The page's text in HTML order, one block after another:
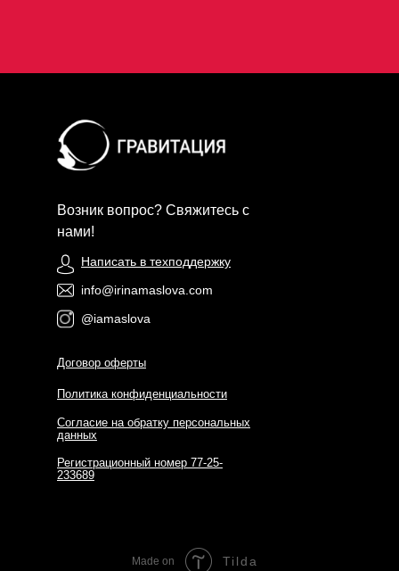
Возник вопрос? Свяжитесь с
нами!
Написать в техподдержку
info@irinamaslova.com
@iamaslova
Договор оферты
Политика конфиденциальности
Согласие на обратку персональных
данных
Регистрационный номер 77-25-
233689
Made on Tilda